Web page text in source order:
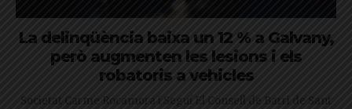
La delinqüència baixa un 12 % a Galvany,
però augmenten les lesions i els
robatoris a vehicles
Societat Carme Rocamora i Seguí El Consell de Barri de Sant